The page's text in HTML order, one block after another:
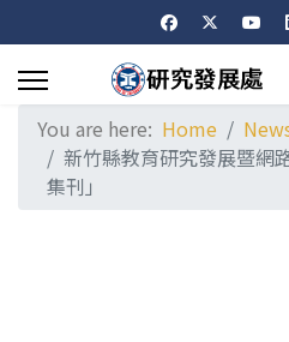
You are here: Home
新竹縣教育研究發展暨網
集刊」